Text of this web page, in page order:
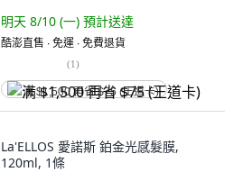
明天 8/10 (一) 預計送達
酷澎直售 ∙ 免運 ∙ 免費退貨
(1)
满 $1,500 再省 $75 (王道卡)
La'ELLOS 愛諾斯 鉑金光感髮膜,
120ml, 1條